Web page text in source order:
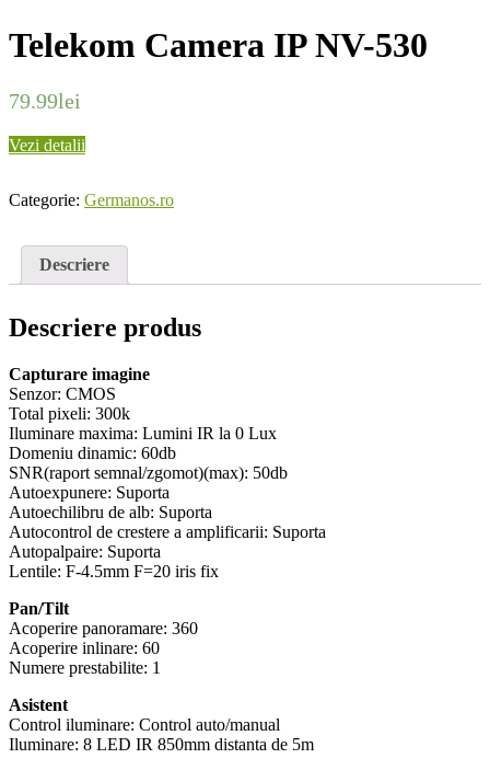
Telekom Camera IP NV-530
79.99lei
Vezi detalii
Categorie: Germanos.ro
Descriere
Descriere produs
Capturare imagine
Senzor: CMOS
Total pixeli: 300k
Iluminare maxima: Lumini IR la 0 Lux
Domeniu dinamic: 60db
SNR(raport semnal/zgomot)(max): 50db
Autoexpunere: Suporta
Autoechilibru de alb: Suporta
Autocontrol de crestere a amplificarii: Suporta
Autopalpaire: Suporta
Lentile: F-4.5mm F=20 iris fix
Pan/Tilt
Acoperire panoramare: 360
Acoperire inlinare: 60
Numere prestabilite: 1
Asistent
Control iluminare: Control auto/manual
Iluminare: 8 LED IR 850mm distanta de 5m